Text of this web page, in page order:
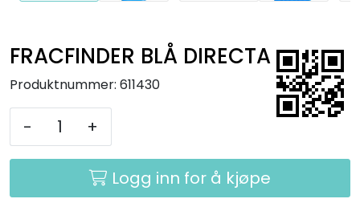
FRACFINDER BLÅ DIRECTA
Produktnummer: 611430
- +
Logg inn for å kjøpe